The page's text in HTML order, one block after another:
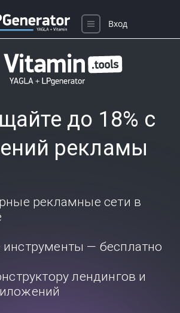
до 18% с
рекламы
рекламные сети в
— бесплатно
лендингов и
Вход